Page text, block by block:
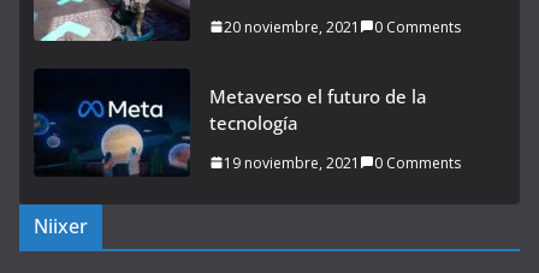
20 noviembre, 2021 0 Comments
Metaverso el futuro de la
tecnología
19 noviembre, 2021 0 Comments
Niixer